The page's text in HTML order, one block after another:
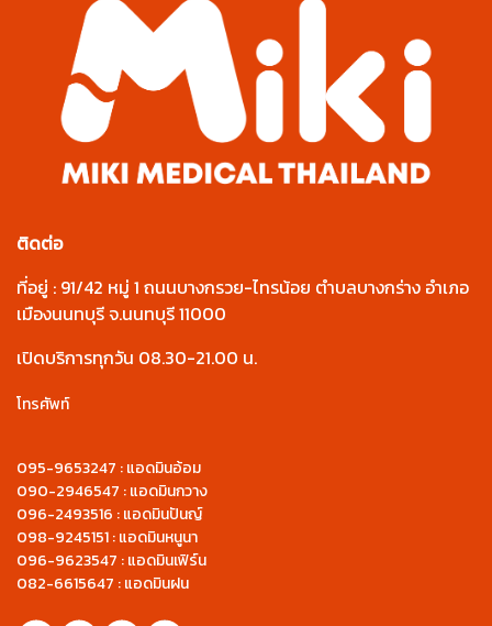
ติดต่อ
ที่อยู่ : 91/42 หมู่ 1 ถนนบางกรวย-ไทรน้อย ตำบลบางกร่าง อำเภอ
เมืองนนทบุรี จ.นนทบุรี 11000
เปิดบริการทุกวัน 08.30-21.00 น.
โทรศัพท์
095-9653247 : แอดมินอ้อม
090-2946547 : แอดมินกวาง
096-2493516 : แอดมินปันญ์
098-9245151 : แอดมินหนูนา
096-9623547 : แอดมินเฟิร์น
082-6615647 : แอดมินฝน